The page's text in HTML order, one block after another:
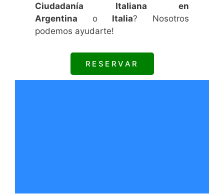
Ciudadanía Italiana en
Argentina o Italia? Nosotros
podemos ayudarte!
RESERVAR